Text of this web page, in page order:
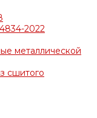
2022
металлической
сшитого